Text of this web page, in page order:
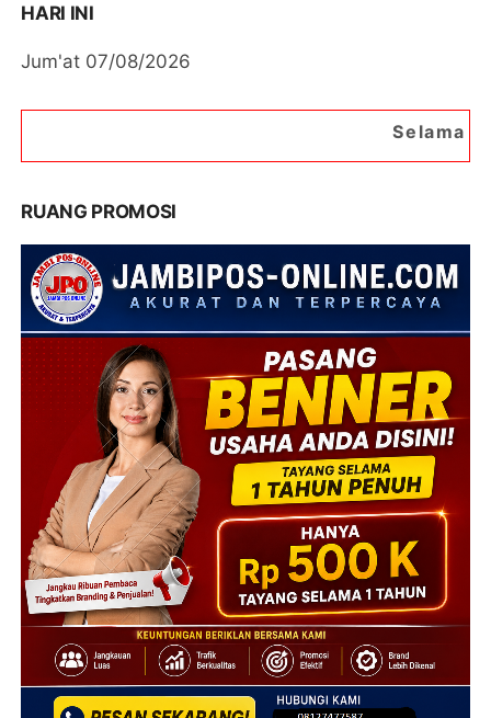
HARI INI
Jum'at 07/08/2026
Selamat Datang di Portal
RUANG PROMOSI